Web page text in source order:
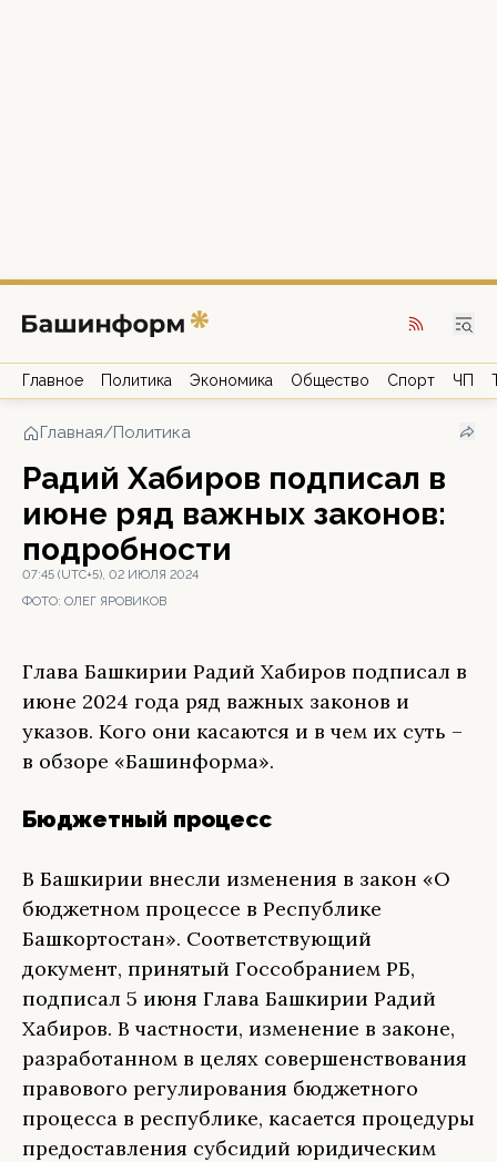
Главное Политика Экономика Общество Спорт ЧП
Главная/Политика
Радий Хабиров подписал в
июне ряд важных законов:
подробности
07:45 (UTC+5), 02 ИЮЛЯ 2024
ФОТО: ОЛЕГ ЯРОВИКОВ
Глава Башкирии Радий Хабиров подписал в
июне 2024 года ряд важных законов и
указов. Кого они касаются и в чем их суть –
в обзоре «Башинформа».
Бюджетный процесс
В Башкирии внесли изменения в закон «О
бюджетном процессе в Республике
Башкортостан». Соответствующий
документ, принятый Госсобранием РБ,
подписал 5 июня Глава Башкирии Радий
Хабиров. В частности, изменение в законе,
разработанном в целях совершенствования
правового регулирования бюджетного
процесса в республике, касается процедуры
предоставления субсидий юридическим